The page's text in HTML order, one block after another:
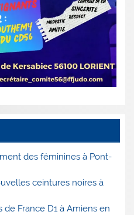
des féminines à Pont-
ceintures noires à
de France D1 à Amiens en